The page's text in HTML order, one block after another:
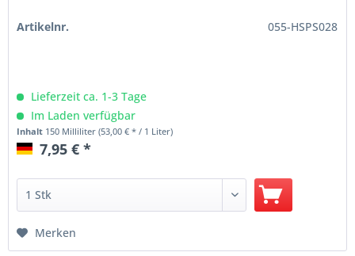
Artikelnr. 055-HSPS028
Lieferzeit ca. 1-3 Tage
Im Laden verfügbar
Inhalt 150 Milliliter(53,00 € * / 1 Liter)
7,95 € *
Merken